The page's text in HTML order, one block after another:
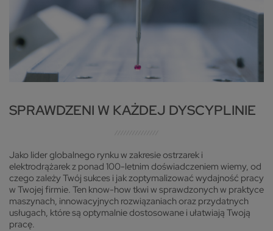
SPRAWDZENI W KAŻDEJ DYSCYPLINIE
Jako lider globalnego rynku w zakresie ostrzarek i
elektrodrążarek z ponad 100-letnim doświadczeniem wiemy, od
czego zależy Twój sukces i jak zoptymalizować wydajność pracy
w Twojej firmie. Ten know-how tkwi w sprawdzonych w praktyce
maszynach, innowacyjnych rozwiązaniach oraz przydatnych
usługach, które są optymalnie dostosowane i ułatwiają Twoją
pracę.